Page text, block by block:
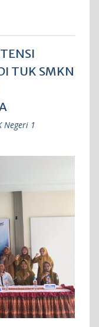
TUK SMKN
Negeri 1